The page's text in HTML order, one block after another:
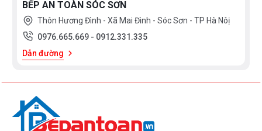
BẾP AN TOÀN SÓC SƠN
Thôn Hương Đình - Xã Mai Đình - Sóc Sơn - TP Hà Nôị
0976.665.669 - 0912.331.335
Dẫn đường